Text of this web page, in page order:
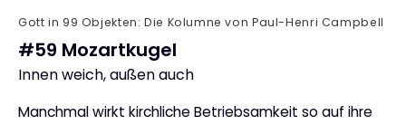
Gott in 99 Objekten: Die Kolumne von Paul-Henri Campbell
#59 Mozartkugel
:
Innen weich, außen auch
Manchmal wirkt kirchliche Betriebsamkeit so auf ihre